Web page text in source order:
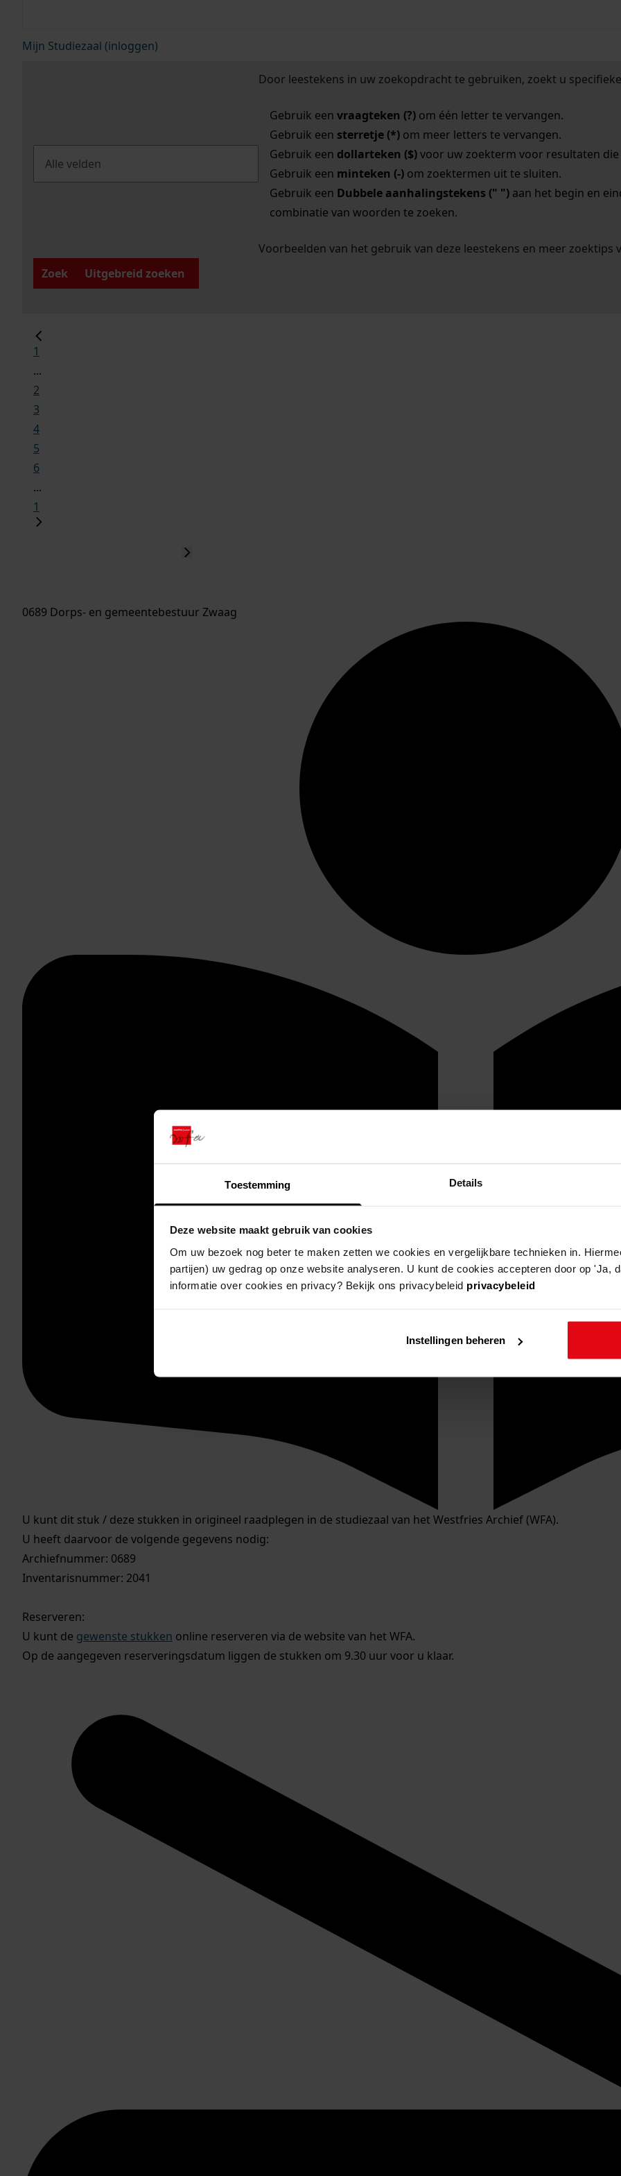
Toestemming Details
Deze website maakt gebruik van cookies
Om uw bezoek nog beter te maken zetten we cookies en vergelijkbare technieken in.
partijen) uw gedrag op onze website analyseren. U kunt de cookies accepteren door op 'Ja,
informatie over cookies en privacy? Bekijk ons privacybeleid privacybeleid
Instellingen beheren
Mijn Studiezaal (inloggen)
Door leestekens in uw zoekopdracht te gebruiken, zoekt u
Gebruik een vraagteken (?)om één letter te vervangen.
Gebruik een sterretje (*)om meer letters te vervangen.
Gebruik een dollarteken ($)voor uw zoekterm voor resultaten die
Gebruik een minteken (-)om zoektermen uit te sluiten.
Gebruik een Dubbele aanhalingstekens (" ")aan het begin en
combinatie van woorden te zoeken.
Voorbeelden van het gebruik van deze leestekens en meer zoektips
Zoek
Uitgebreid zoeken
1
...
2
3
4
5
6
...
1
0689 Dorps- en gemeentebestuur Zwaag
U kunt dit stuk / deze stukken in origineel raadplegen in de studiezaal van het Westfries Archief (WFA).
U heeft daarvoor de volgende gegevens nodig:
Archiefnummer: 0689
Inventarisnummer: 2041
Reserveren:
U kunt de gewenste stukken online reserveren via de website van het WFA.
Op de aangegeven reserveringsdatum liggen de stukken om 9.30 uur voor u klaar.